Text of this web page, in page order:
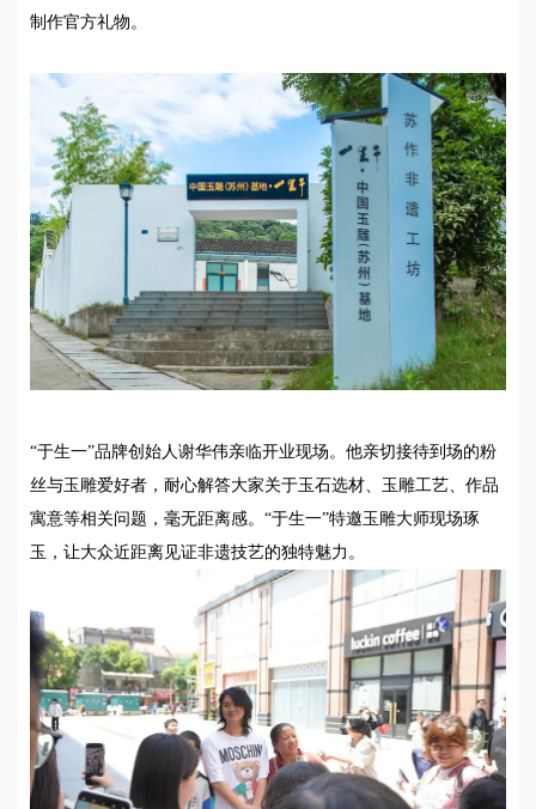
制作官方礼物。
“于生一”品牌创始人谢华伟亲临开业现场。他亲切接待到场的粉
丝与玉雕爱好者，耐心解答大家关于玉石选材、玉雕工艺、作品
寓意等相关问题，毫无距离感。“于生一”特邀玉雕大师现场琢
玉，让大众近距离见证非遗技艺的独特魅力。